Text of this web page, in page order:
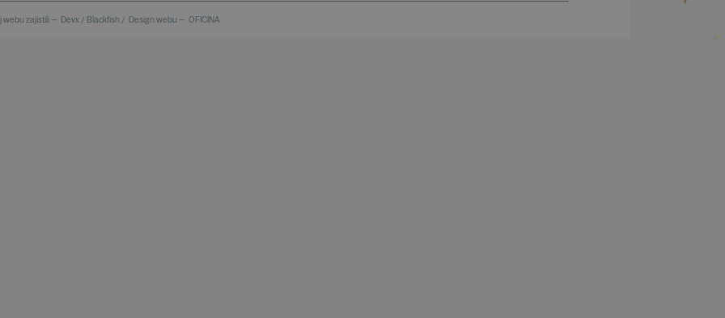
webu zajistili — Devx / Blackfish / Design webu — OFICINA